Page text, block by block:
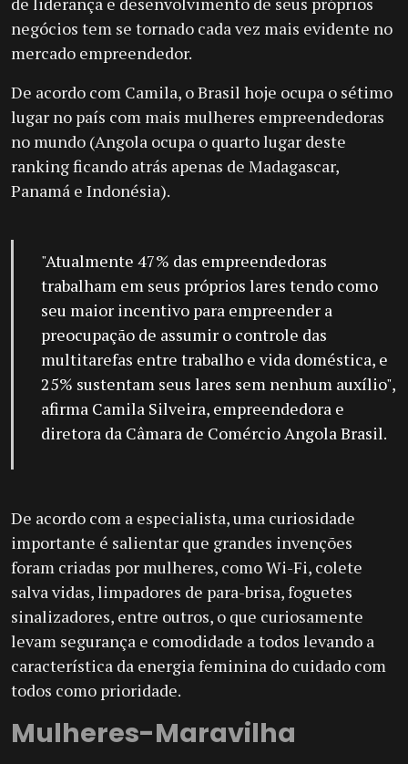
negócios tem se tornado cada vez mais evidente no
mercado empreendedor.
De acordo com Camila, o Brasil hoje ocupa o sétimo
lugar no país com mais mulheres empreendedoras
no mundo (Angola ocupa o quarto lugar deste
ranking ficando atrás apenas de Madagascar,
Panamá e Indonésia).
"Atualmente 47% das empreendedoras
trabalham em seus próprios lares tendo como
seu maior incentivo para empreender a
preocupação de assumir o controle das
multitarefas entre trabalho e vida doméstica, e
25% sustentam seus lares sem nenhum auxílio",
afirma Camila Silveira, empreendedora e
diretora da Câmara de Comércio Angola Brasil.
De acordo com a especialista, uma curiosidade
importante é salientar que grandes invenções
foram criadas por mulheres, como Wi-Fi, colete
salva vidas, limpadores de para-brisa, foguetes
sinalizadores, entre outros, o que curiosamente
levam segurança e comodidade a todos levando a
característica da energia feminina do cuidado com
todos como prioridade.
Mulheres-Maravilha